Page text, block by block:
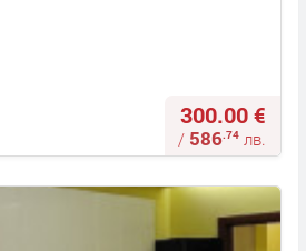
300.00 €
/ 586.74 лв.